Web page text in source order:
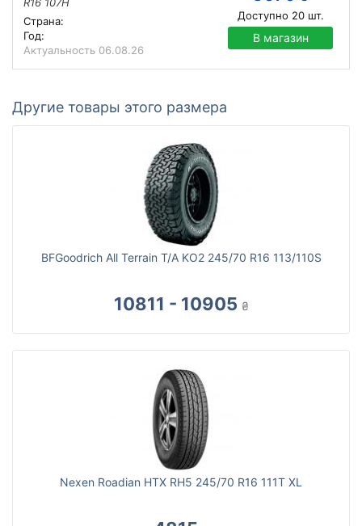
Страна:
Год:
Актуальность 06.08.26
Доступно 20шт.
В магазин
Другие товары этого размера
BFGoodrich All Terrain T/A KO2 245/70 R16 113/110S
10811 - 10905 ₴
Nexen Roadian HTX RH5 245/70 R16 111T XL